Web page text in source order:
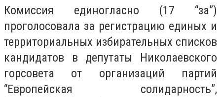
Комиссия единогласно (17 “за”)
проголосовала за регистрацию единых и
территориальных избирательных списков
кандидатов в депутаты Николаевского
горсовета от организаций партий
“Европейская солидарность”,